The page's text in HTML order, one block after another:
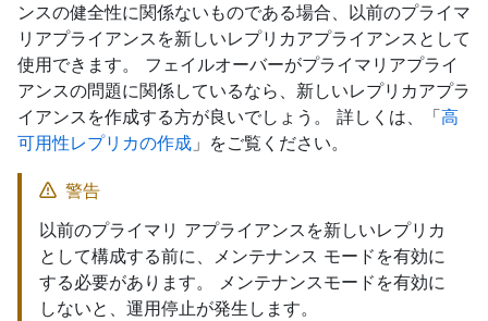
ンスの健全性に関係ないものである場合、以前のプライマ
リアプライアンスを新しいレプリカアプライアンスとして
使用できます。 フェイルオーバーがプライマリアプライ
アンスの問題に関係しているなら、新しいレプリカアプラ
イアンスを作成する方が良いでしょう。 詳しくは、「高
可用性レプリカの作成 」をご覧ください。
警告
以前のプライマリ アプライアンスを新しいレプリカ
として構成する前に、メンテナンス モードを有効に
する必要があります。 メンテナンスモードを有効に
しないと、運用停止が発生します。